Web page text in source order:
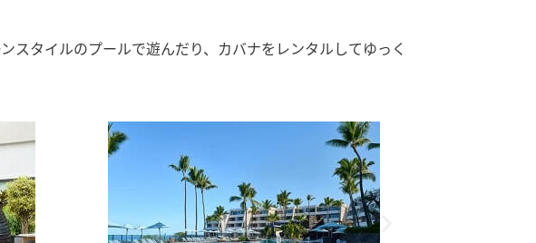
スタイルのプールで遊んだり、カバナをレンタルしてゆっく